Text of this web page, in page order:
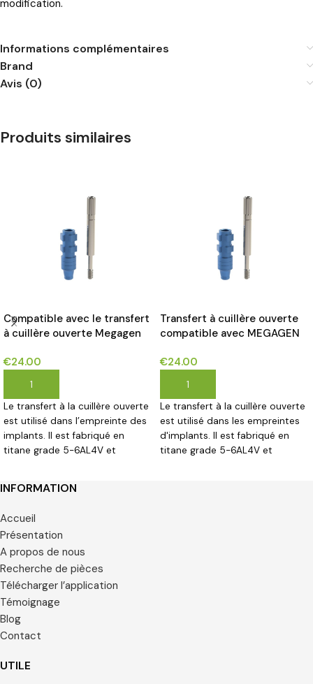
modification.
Informations complémentaires
Brand
Avis (0)
Produits similaires
Compatible avec le transfert
à cuillère ouverte Megagen
€24.00
AJOUTER AU PANIER
Le transfert à la cuillère ouverte
est utilisé dans l’empreinte des
implants. Il est fabriqué en
titane grade 5-6AL4V et
Transfert à cuillère ouverte
compatible avec MEGAGEN
€24.00
AJOUTER AU PANIER
Le transfert à la cuillère ouverte
est utilisé dans les empreintes
d'implants. Il est fabriqué en
titane grade 5-6AL4V et
INFORMATION
Accueil
Présentation
A propos de nous
Recherche de pièces
Télécharger l’application
Témoignage
Blog
Contact
UTILE